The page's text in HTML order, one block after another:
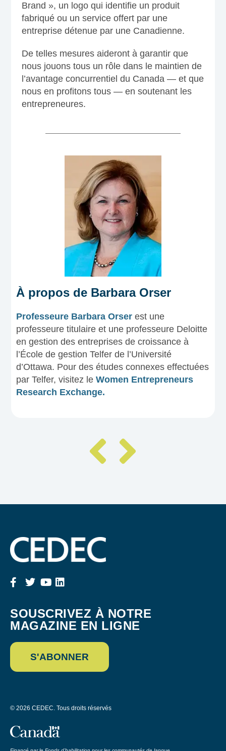
Brand », un logo qui identifie un produit
fabriqué ou un service offert par une
entreprise détenue par une Canadienne.
De telles mesures aideront à garantir que
nous jouons tous un rôle dans le maintien de
l’avantage concurrentiel du Canada — et que
nous en profitons tous — en soutenant les
entrepreneures.
À propos de Barbara Orser
Professeure Barbara Orser est une
professeure titulaire et une professeure Deloitte
en gestion des entreprises de croissance à
l’École de gestion Telfer de l’Université
d’Ottawa. Pour des études connexes effectuées
par Telfer, visitez leWomen Entrepreneurs
Research Exchange.
SOUSCRIVEZ À NOTRE
MAGAZINE EN LIGNE
S'ABONNER
© 2026 CEDEC. Tous droits réservés